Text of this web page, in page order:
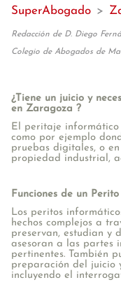
SuperAbogado >
Redacción de D. Diego
Colegio de Abogados de
¿Tiene un juicio y
en Zaragoza ?
El peritaje informático
como por ejemplo
pruebas digitales, o
propiedad industrial,
Funciones de un
Los peritos
hechos complejos a
preservan, estudian y
asesoran a las partes
pertinentes. También
preparación del juicio
incluyendo el